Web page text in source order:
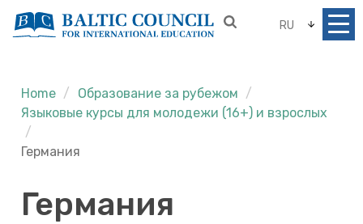
RU
Home
Образование за рубежом
Языковые курсы для молодежи (16+) и взрослых
Германия
Германия